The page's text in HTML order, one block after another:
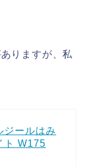
りますが、私
ジールはみ
ト W175